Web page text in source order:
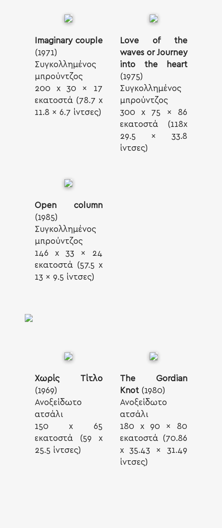
Imaginary couple
(1971)
Συγκολλημένος
μπρούντζος
200 x 30 x 17
εκατοστά (78.7 x
11.8 x 6.7 ίντσες)
Love of the
waves or Journey
into the heart
(1975)
Συγκολλημένος
μπρούντζος
300 x 75 x 86
εκατοστά (118x
29.5 x 33.8
ίντσες)
Open column
(1985)
Συγκολλημένος
μπρούντζος
146 x 33 x 24
εκατοστά (57.5 x
13 x 9.5 ίντσες)
Χωρίς Τίτλο
(1969)
Ανοξείδωτο
ατσάλι
150 x 65
εκατοστά (59 x
25.5 ίντσες)
The Gordian
Knot(1980)
Ανοξείδωτο
ατσάλι
180 x 90 x 80
εκατοστά (70.86
x 35.43 x 31.49
ίντσες)